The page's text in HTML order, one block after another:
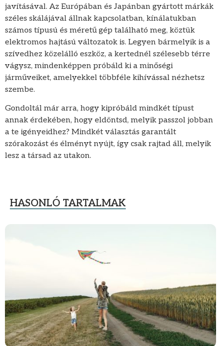
javításával. Az Európában és Japánban gyártott márkák
széles skálájával állnak kapcsolatban, kínálatukban
számos típusú és méretű gép található meg, köztük
elektromos hajtású változatok is. Legyen bármelyik is a
szívedhez közelálló eszköz, a kertednél szélesebb térre
vágysz, mindenképpen próbáld ki a minőségi
járműveiket, amelyekkel többféle kihívással nézhetsz
szembe.
Gondoltál már arra, hogy kipróbáld mindkét típust
annak érdekében, hogy eldöntsd, melyik passzol jobban
a te igényeidhez? Mindkét választás garantált
szórakozást és élményt nyújt, így csak rajtad áll, melyik
lesz a társad az utakon.
HASONLÓ TARTALMAK